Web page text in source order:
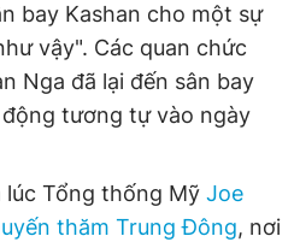
bay Kashan cho một sự
vậy". Các quan chức
Nga đã lại đến sân bay
tương tự vào ngày
Tổng thống Mỹ Joe
thăm Trung Đông, nơi